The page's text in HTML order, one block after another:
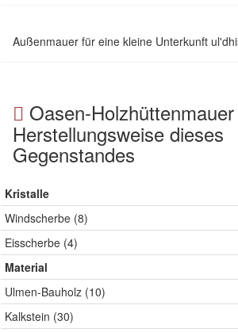
Außenmauer für eine kleine Unterkunft
Oasen-Holzhüttenmauer
Herstellungsweise dieses
Gegenstandes
Kristalle
Windscherbe (8)
Eisscherbe (4)
Material
Ulmen-Bauholz (10)
Kalkstein (30)